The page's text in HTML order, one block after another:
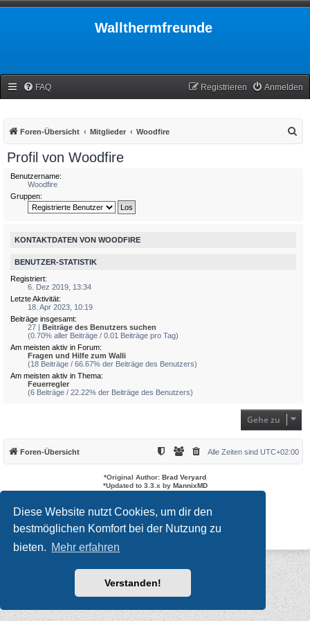
Diese Website nutzt Cookies, um dir den
bestmöglichen Komfort bei der Nutzung zu
bieten. Mehr erfahren
Verstanden!
Wallthermfreunde
FAQ Anmelden
Registrieren
Foren-Übersicht Mitglieder Woodfire
Profil von Woodfire
Benutzername:
Woodfire
Gruppen:
KONTAKTDATEN VON WOODFIRE
BENUTZER-STATISTIK
Registriert:
6. Dez 2019, 13:34
Letzte Aktivität:
18. Apr 2023, 10:19
Beiträge insgesamt:
27 | Beiträge des Benutzers suchen
(0.70% aller Beiträge / 0.01 Beiträge pro Tag)
Am meisten aktiv in Forum:
Fragen und Hilfe zum Walli
(18 Beiträge / 66.67% der Beiträge des Benutzers)
Am meisten aktiv in Thema:
Feuerregler
(6 Beiträge / 22.22% der Beiträge des Benutzers)
Gehe zu
Foren-Übersicht Alle Zeiten sind UTC+02:00
*Original Author: Brad Veryard
*Updated to 3.3.x by MannixMD
Deutsche Übersetzung durchphpBB.de
Datenschutz| Nutzungsbedingungen